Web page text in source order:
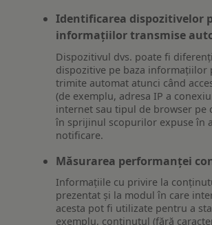
Identificarea dispozitivelor
informațiilor transmise
Dispozitivul dvs. poate fi
dispozitive pe baza informațiilor
trimite automat atunci când
(de exemplu, adresa IP a
internet sau tipul de browser pe
în sprijinul scopurilor expuse în
notificare.
Măsurarea performanței
Informațiile cu privire la
prezentat și la modul în care
acesta pot fi utilizate pentru a
exemplu, conținutul (fără